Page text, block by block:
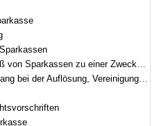
zu einer Zweckverbandssparkasse
Vereinigung und beim Zusammenschluß von Sparkassen